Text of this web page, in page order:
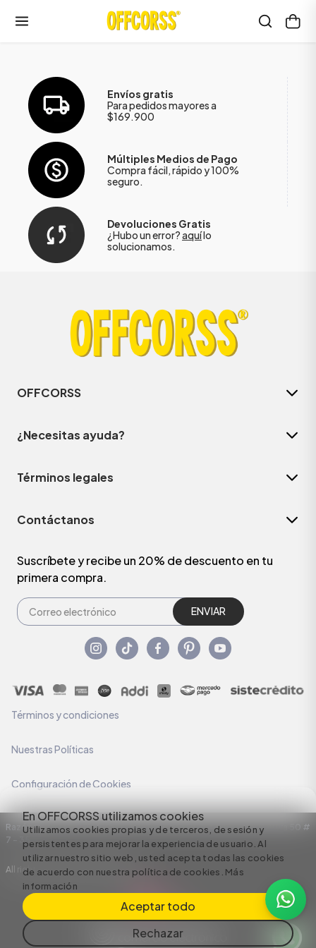
En OFFCORSS utilizamos cookies
Utilizamos cookies propias y de terceros, de sesión y
persistentes para mejorar la experiencia de usuario. Al
utilizar nuestro sitio web, usted acepta todas las cookies
de acuerdo con nuestra política de cookies. Más
información
Aceptar todo
Rechazar
Envíos gratis
Para pedidos mayores a
$169.900
Múltiples Medios de Pago
Compra fácil, rápido y 100%
seguro.
Devoluciones Gratis
¿Hubo un error?aquílo
solucionamos.
OFFCORSS
¿Necesitas ayuda?
Términos legales
Contáctanos
Suscríbete y recibe un 20% de descuento en tu
primera compra.
ENVIAR
Términos y condiciones
Nuestras Políticas
Configuración de Cookies
Razón Social: C.I HERMECO S.A. NIT: 890924167-6 Dirección: Carrera 50 #
7 – 35
All rights reserved empowered by